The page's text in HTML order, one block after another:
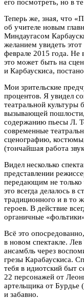
его посмотреть, но в
Теперь же, зная, что
об учителе новым
Миндаугасом
желанием увидеть
феврале 2015 года. Не
это может быть на
и Карбаускиса,
Мои зрительские
процентов. Я увидел
театральной культуры
вызывающей
содержанию пьесы Л.
современные
сценографию,
(тончайшая работа
Видел несколько
представлении
передающим не только
это всегда делалось в
традиционного и в то
героев. В действие
органичные
Всё это
в новом спектакле.
ансамбль через
грезы Карабаускиса.
тебя в идиотский быт
22 персонажей от
артельщика от Бурдье
и забавно.